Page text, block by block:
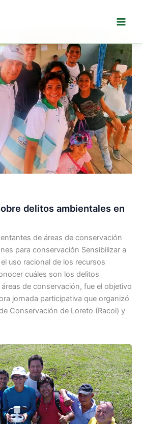
delitos ambientales en
de áreas de conservación
para conservación Sensibilizar a
uso racional de los recursos
cuáles son los delitos
de conservación, fue el objetivo
jornada participativa que organizó
Conservación de Loreto (Racol) y